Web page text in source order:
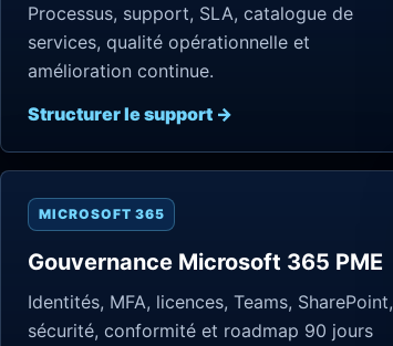
Processus, support, SLA, catalogue de
services, qualité opérationnelle et
amélioration continue.
Structurer le support →
MICROSOFT 365
Gouvernance Microsoft 365 PME
Identités, MFA, licences, Teams, SharePoint,
sécurité, conformité et roadmap 90 jours